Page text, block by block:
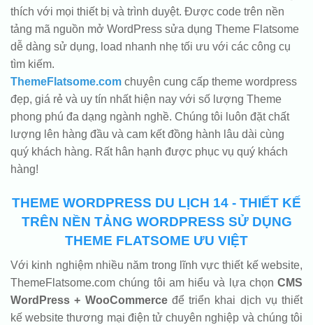
thích với mọi thiết bị và trình duyệt. Được code trên nền
tảng mã nguồn mở WordPress sửa dụng Theme Flatsome
dễ dàng sử dụng, load nhanh nhẹ tối ưu với các công cụ
tìm kiếm.
ThemeFlatsome.com chuyên cung cấp theme wordpress
đẹp, giá rẻ và uy tín nhất hiện nay với số lượng Theme
phong phú đa dạng ngành nghề. Chúng tôi luôn đặt chất
lượng lên hàng đầu và cam kết đồng hành lâu dài cùng
quý khách hàng. Rất hân hạnh được phục vụ quý khách
hàng!
THEME WORDPRESS DU LỊCH 14 - THIẾT KẾ
TRÊN NỀN TẢNG WORDPRESS SỬ DỤNG
THEME FLATSOME ƯU VIỆT
Với kinh nghiệm nhiều năm trong lĩnh vực thiết kế website,
ThemeFlatsome.com chúng tôi am hiểu và lựa chọn CMS
WordPress + WooCommerceđể triển khai dịch vụ thiết
kế website thương mại điện tử chuyên nghiệp và chúng tôi